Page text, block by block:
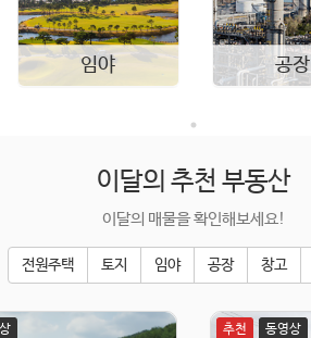
임야 공장
이달의 추천 부동산
이달의 매물을 확인해보세요!
전원주택 토지 임야 공장 창고
추천 동영상